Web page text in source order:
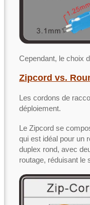
Cependant, le choix
Zipcord vs.
Les cordons de
déploiement.
Le Zipcord se
qui est idéal pour un
duplex rond, avec
routage, réduisant le